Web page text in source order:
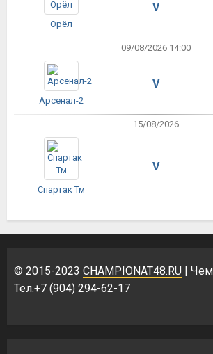
Орёл
V
09/08/2026 14:00
Арсенал-2
V
15/08/2026
Спартак Тм
V
© 2015-2023 CHAMPIONAT48.RU |
Тел.+7 (904) 294-62-17